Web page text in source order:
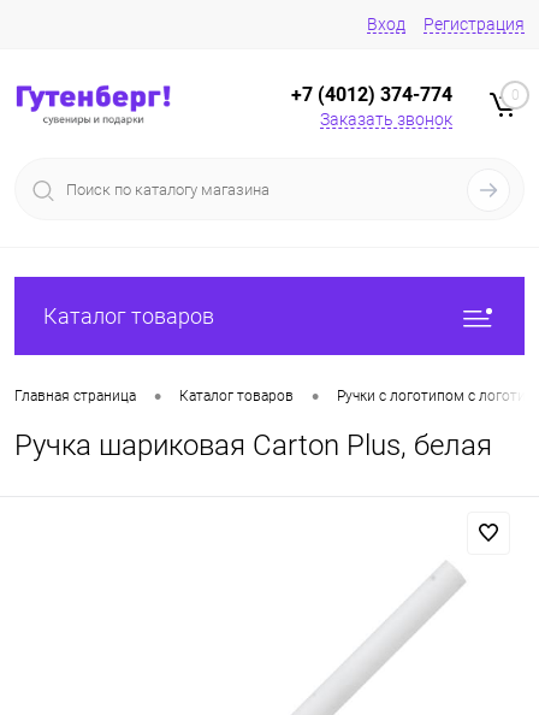
Вход Регистрация
+7 (4012) 374-774
Заказать звонок
0
Каталог товаров
Главная страница • Каталог товаров • Ручки с логотипом с
Ручка шариковая Carton Plus, белая